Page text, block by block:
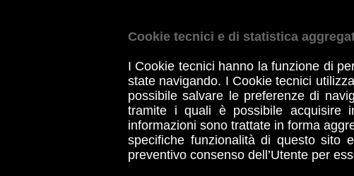
Cookie tecnici e di statistica
I Cookie tecnici hanno la funzione di
state navigando. I Cookie tecnici
possibile salvare le preferenze di
tramite i quali è possibile acquisire
informazioni sono trattate in forma
specifiche funzionalità di questo sito
preventivo consenso dell’Utente per